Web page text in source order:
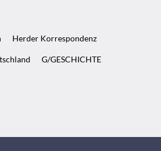
Herder Korrespondenz
G/GESCHICHTE